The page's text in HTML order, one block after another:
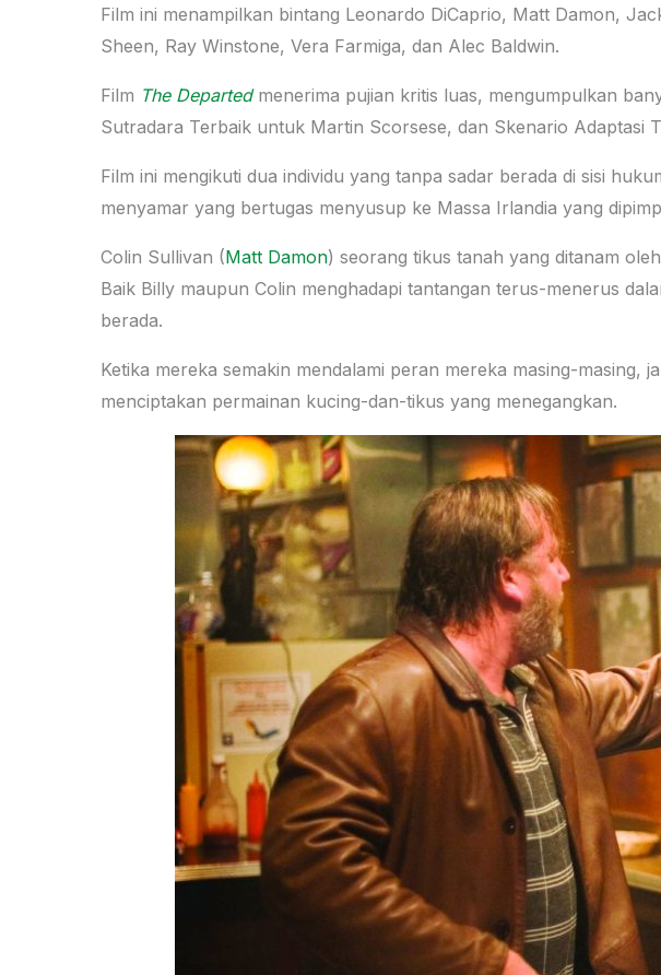
Film ini menampilkan bintang Leonardo DiCaprio, Matt Damon,
Sheen, Ray Winstone, Vera Farmiga, dan Alec Baldwin.
Film The Departedmenerima pujian kritis luas, mengumpulkan
Sutradara Terbaik untuk Martin Scorsese, dan Skenario Adaptasi
Film ini mengikuti dua individu yang tanpa sadar berada di sisi
menyamar yang bertugas menyusup ke Massa Irlandia yang
Colin Sullivan (Matt Damon) seorang tikus tanah yang ditanam
Baik Billy maupun Colin menghadapi tantangan terus-menerus
berada.
Ketika mereka semakin mendalami peran mereka masing-
menciptakan permainan kucing-dan-tikus yang menegangkan.